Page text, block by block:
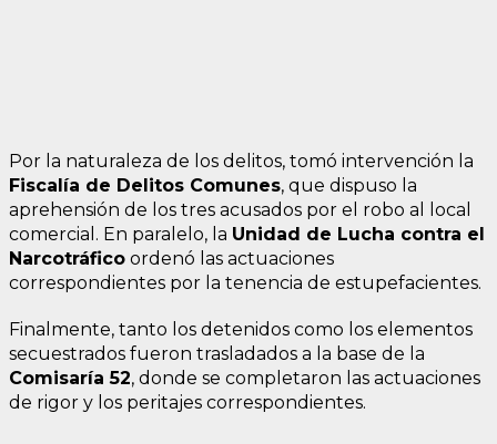
Por la naturaleza de los delitos, tomó intervención la
Fiscalía de Delitos Comunes, que dispuso la
aprehensión de los tres acusados por el robo al local
comercial. En paralelo, la Unidad de Lucha contra el
Narcotráfico ordenó las actuaciones
correspondientes por la tenencia de estupefacientes.
Finalmente, tanto los detenidos como los elementos
secuestrados fueron trasladados a la base de la
Comisaría 52, donde se completaron las actuaciones
de rigor y los peritajes correspondientes.